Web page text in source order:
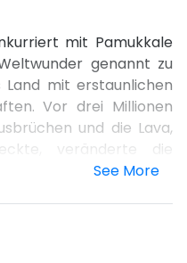
mit Pamukkale
genannt zu
mit erstaunlichen
Vor drei Millionen
und die Lava,
veränderte die
rasche Klimawandel
See More